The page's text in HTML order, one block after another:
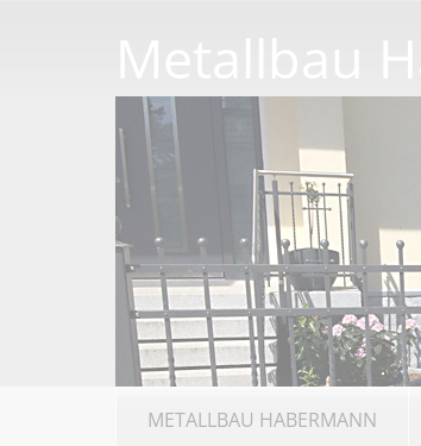
METALLBAU HABERMANN